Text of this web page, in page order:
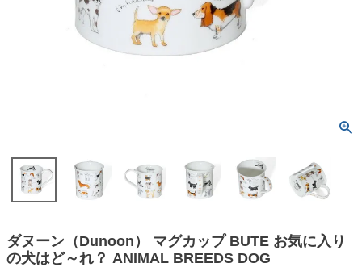
ダヌーン（Dunoon） マグカップ BUTE お気に入り
の犬はど～れ？ ANIMAL BREEDS DOG